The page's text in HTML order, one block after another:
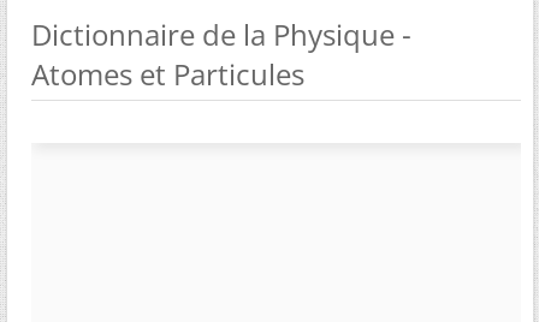
Dictionnaire de la Physique -
Atomes et Particules